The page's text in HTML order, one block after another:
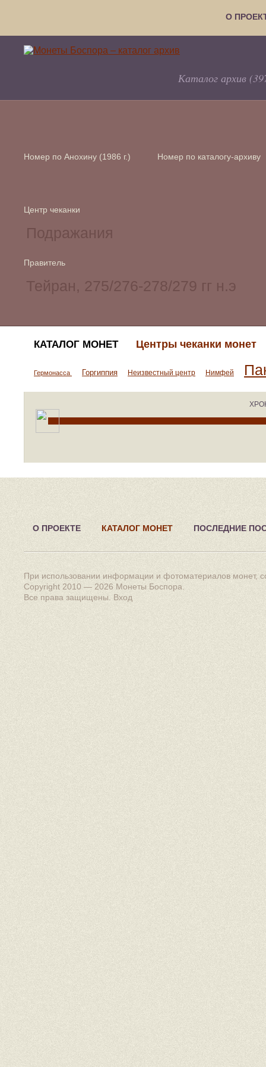
О
Каталог архив
Номер по Анохину (1986 г.) Номер по каталогу-архиву
Центр чеканки
Правитель
КАТАЛОГ МОНЕТ Центры чеканки монет
Гермонасса Горгиппия Неизвестный центр Нимфей
О ПРОЕКТЕ КАТАЛОГ МОНЕТ ПОСЛЕДНИЕ
При использовании информации и фотоматериалов монет,
Copyright 2010 — 2026 Монеты Боспора
Все права защищены. Вход